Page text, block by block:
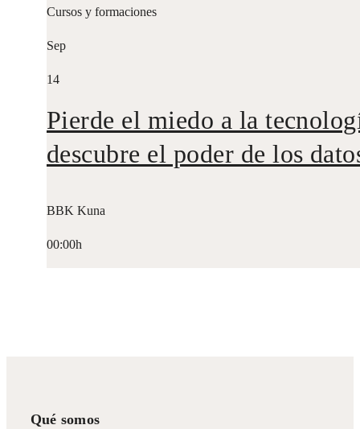
Cursos y formaciones
Sep
14
Pierde el miedo a la
descubre el poder de los
BBK Kuna
00:00h
Qué somos